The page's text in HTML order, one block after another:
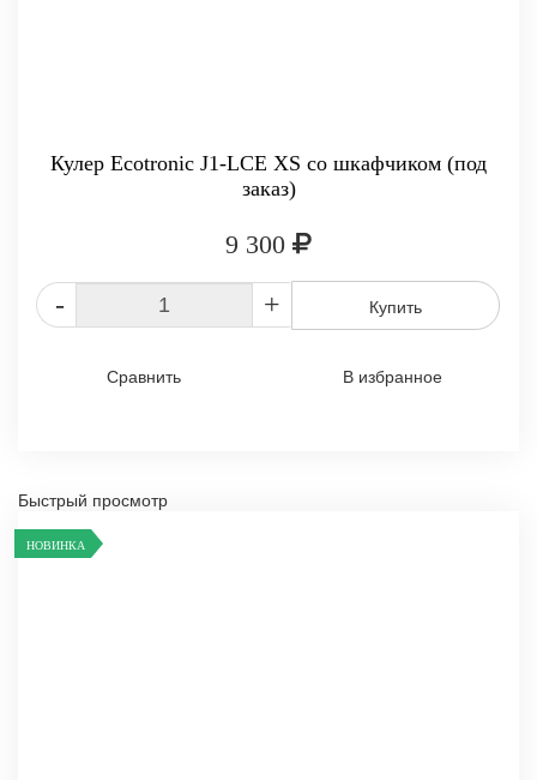
Кулер Ecotronic J1-LCE XS со шкафчиком (под
заказ)
9 300
- + Купить
Сравнить В избранное
Быстрый просмотр
НОВИНКА